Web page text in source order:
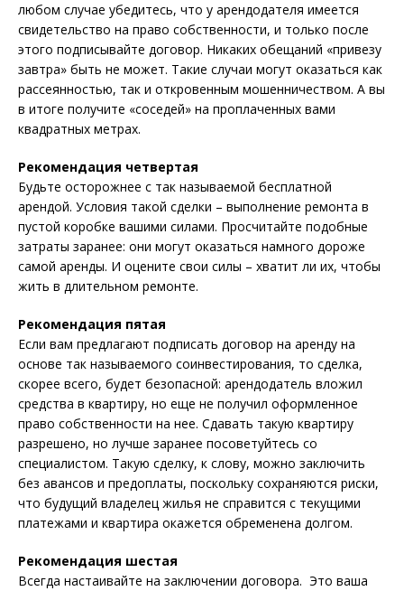
любом случае убедитесь, что у арендодателя имеется
свидетельство на право собственности, и только после
этого подписывайте договор. Никаких обещаний «привезу
завтра» быть не может. Такие случаи могут оказаться как
рассеянностью, так и откровенным мошенничеством. А вы
в итоге получите «соседей» на проплаченных вами
квадратных метрах.
Рекомендация четвертая
Будьте осторожнее с так называемой бесплатной
арендой. Условия такой сделки – выполнение ремонта в
пустой коробке вашими силами. Просчитайте подобные
затраты заранее: они могут оказаться намного дороже
самой аренды. И оцените свои силы – хватит ли их, чтобы
жить в длительном ремонте.
Рекомендация пятая
Если вам предлагают подписать договор на аренду на
основе так называемого соинвестирования, то сделка,
скорее всего, будет безопасной: арендодатель вложил
средства в квартиру, но еще не получил оформленное
право собственности на нее. Сдавать такую квартиру
разрешено, но лучше заранее посоветуйтесь со
специалистом. Такую сделку, к слову, можно заключить
без авансов и предоплаты, поскольку сохраняются риски,
что будущий владелец жилья не справится с текущими
платежами и квартира окажется обременена долгом.
Рекомендация шестая
Всегда настаивайте на заключении договора. Это ваша